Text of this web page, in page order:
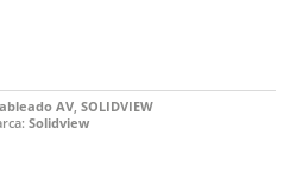
AV, SOLIDVIEW
Solidview